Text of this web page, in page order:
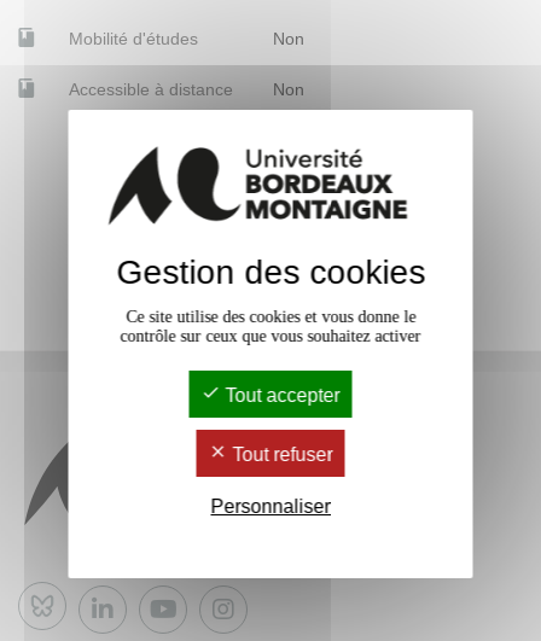
Mobilité d'études Non
Accessible à distance Non
Bluesky
Gestion des cookies
Ce site utilise des cookies et vous donne le
contrôle sur ceux que vous souhaitez activer
Tout accepter
Tout refuser
Personnaliser